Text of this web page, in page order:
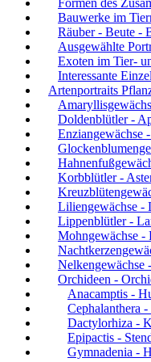
Bauwerke im
Räuber - Beute -
Ausgewählte
Exoten im Tier-
Interessante
Artenportraits
Doldenblütler -
Enziangewächse
Korbblütler -
Liliengewächse -
Lippenblütler -
Mohngewächse -
Nelkengewächse
Orchideen -
Anacamptis -
Cephalanthera
Dactylorhiza -
Epipactis -
Gymnadenia -